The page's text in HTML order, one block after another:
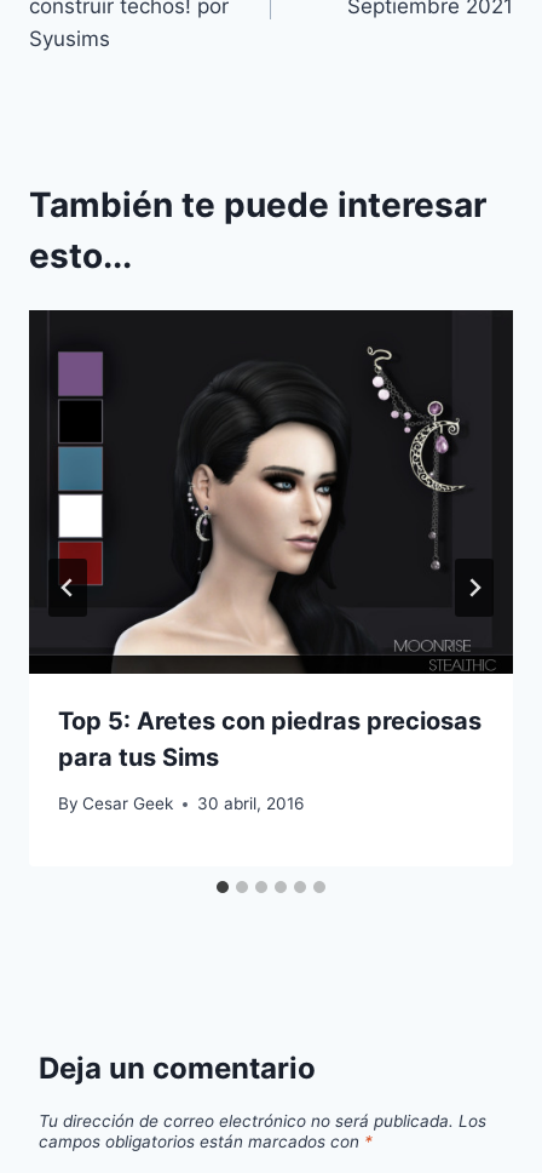
entradas
construir techos! por
Syusims
Septiembre 2021
También te puede interesar
esto...
Top 5: Aretes con piedras preciosas
para tus Sims
By Cesar Geek 30 abril, 2016
Deja un comentario
Tu dirección de correo electrónico no será publicada. Los
campos obligatorios están marcados con *